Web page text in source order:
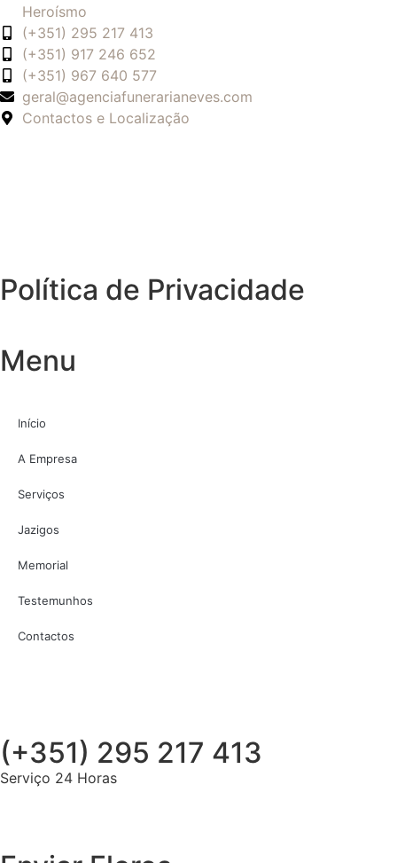
Heroísmo
(+351) 295 217 413
(+351) 917 246 652
(+351) 967 640 577
geral@agenciafunerarianeves.com
Contactos e Localização
Política de Privacidade
Menu
Início
A Empresa
Serviços
Jazigos
Memorial
Testemunhos
Contactos
(+351) 295 217 413
Serviço 24 Horas